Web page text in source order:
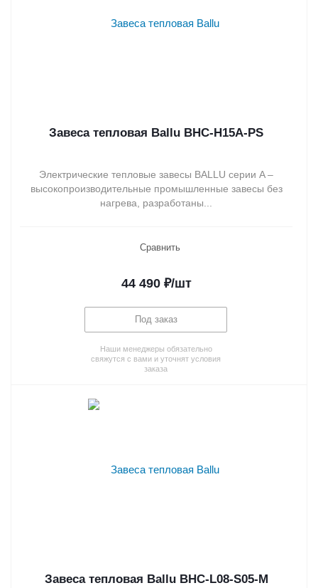
Завеса тепловая Ballu BHC-H15A-PS
Электрические тепловые завесы BALLU серии A –
высокопроизводительные промышленные завесы без
нагрева, разработаны...
Сравнить
44 490 ₽/шт
Под заказ
Наши менеджеры обязательно
свяжутся с вами и уточнят условия
заказа
Завеса тепловая Ballu BHC-L08-S05-M